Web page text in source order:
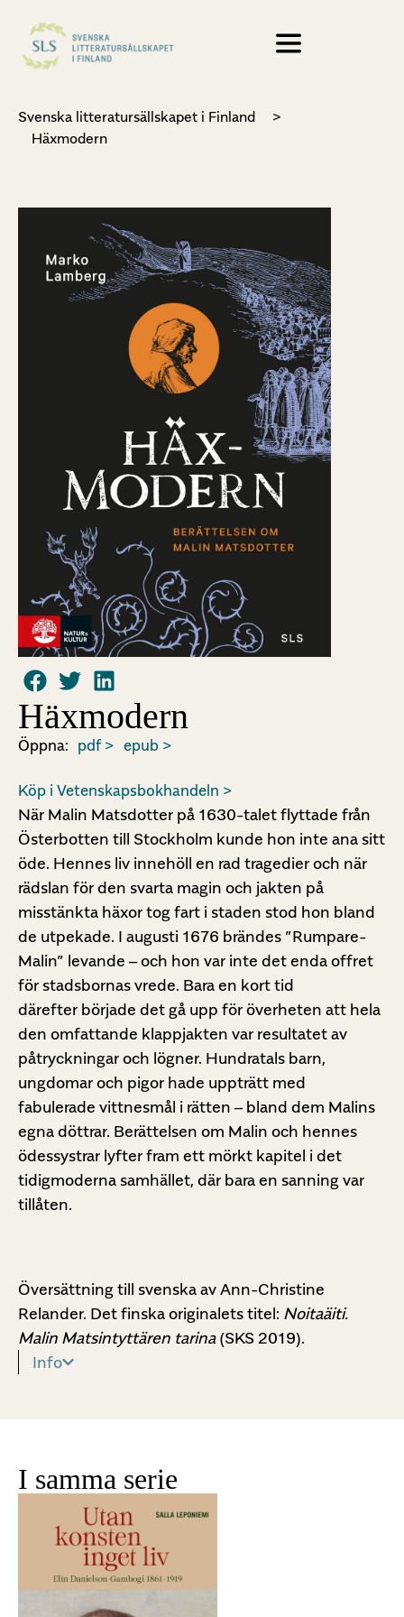
Svenska litteratursällskapet i Finland
>
Häxmodern
Häxmodern
Öppna: pdf > epub >
Köp i Vetenskapsbokhandeln >
När Malin Matsdotter på 1630-talet flyttade från
Österbotten till Stockholm kunde hon inte ana sitt
öde. Hennes liv innehöll en rad tragedier och när
rädslan för den svarta magin och jakten på
misstänkta häxor tog fart i staden stod hon bland
de utpekade. I augusti 1676 brändes ”Rumpare-
Malin” levande – och hon var inte det enda offret
för stadsbornas vrede. Bara en kort tid
därefter började det gå upp för överheten att hela
den omfattande klappjakten var resultatet av
påtryckningar och lögner. Hundratals barn,
ungdomar och pigor hade uppträtt med
fabulerade vittnesmål i rätten – bland dem Malins
egna döttrar. Berättelsen om Malin och hennes
ödessystrar lyfter fram ett mörkt kapitel i det
tidigmoderna samhället, där bara en sanning var
tillåten.
Översättning till svenska av Ann-Christine
Relander. Det finska originalets titel: Noitaäiti.
Malin Matsintyttären tarina(SKS 2019).
Info
I samma serie